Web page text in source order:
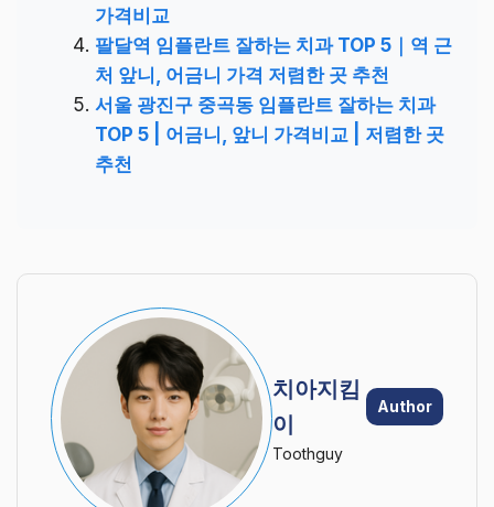
가격비교
팔달역 임플란트 잘하는 치과 TOP 5｜역 근
처 앞니, 어금니 가격 저렴한 곳 추천
서울 광진구 중곡동 임플란트 잘하는 치과
TOP 5 | 어금니, 앞니 가격비교 | 저렴한 곳
추천
치아지킴
이
Author
Toothguy